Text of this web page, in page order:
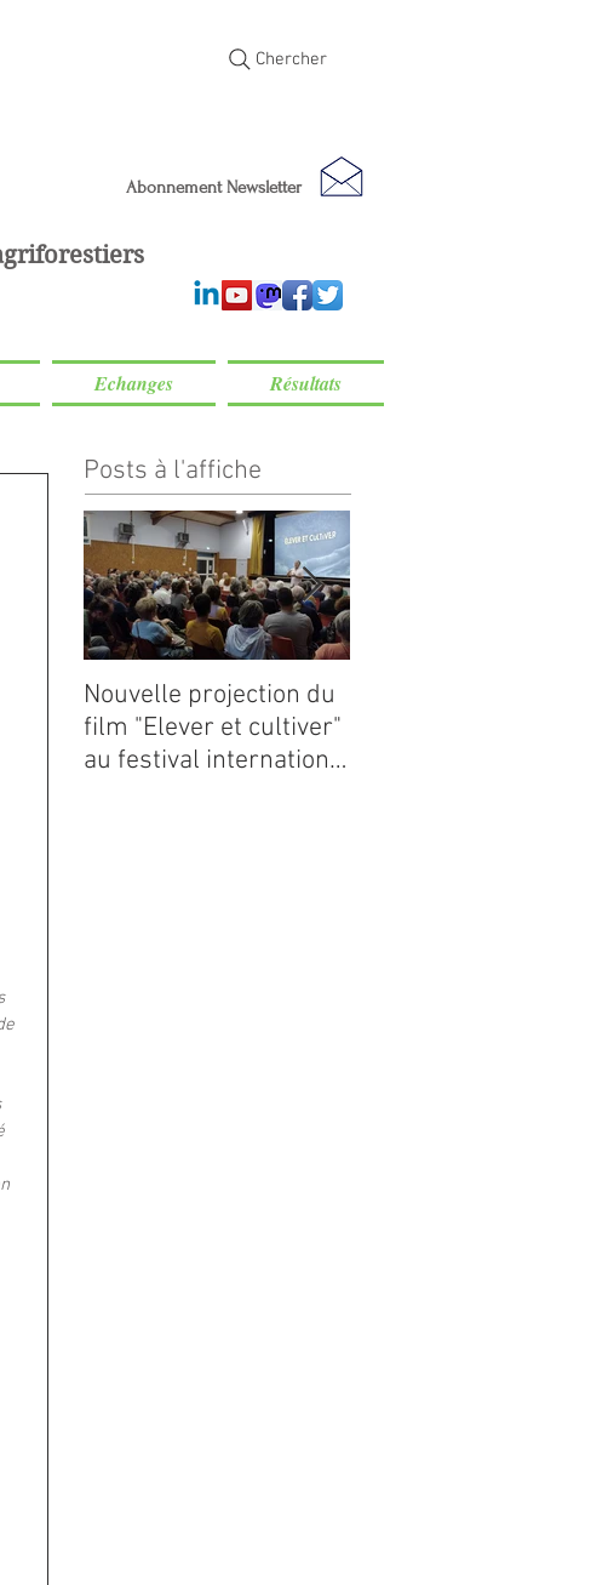
Chercher
Abonnement Newsletter
Echanges Résultats
Posts à l'affiche
Nouvelle projection du
film "Elever et cultiver"
au festival international